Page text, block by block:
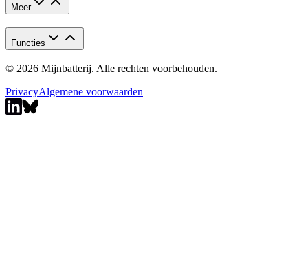
Meer
Functies
© 2026 Mijnbatterij. Alle rechten voorbehouden.
PrivacyAlgemene voorwaarden